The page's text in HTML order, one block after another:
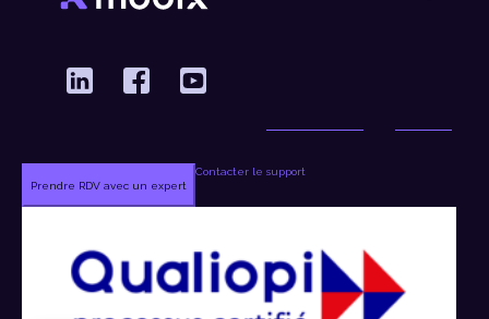
Prendre RDV avec un expert
Contacter le support